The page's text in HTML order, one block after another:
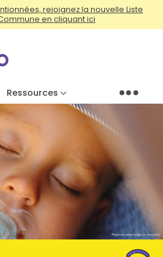
rejoignez la nouvelle Liste
en cliquant ici
Ressources Menu
Photo by peter bucks on Unsplash